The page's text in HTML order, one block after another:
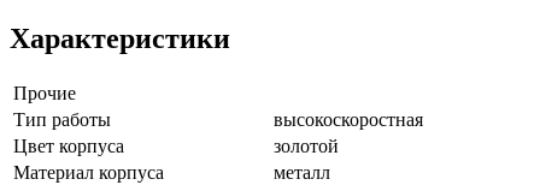
Характеристики
Прочие
Тип работы
высокоскоростная
Цвет корпуса
золотой
Материал корпуса
металл